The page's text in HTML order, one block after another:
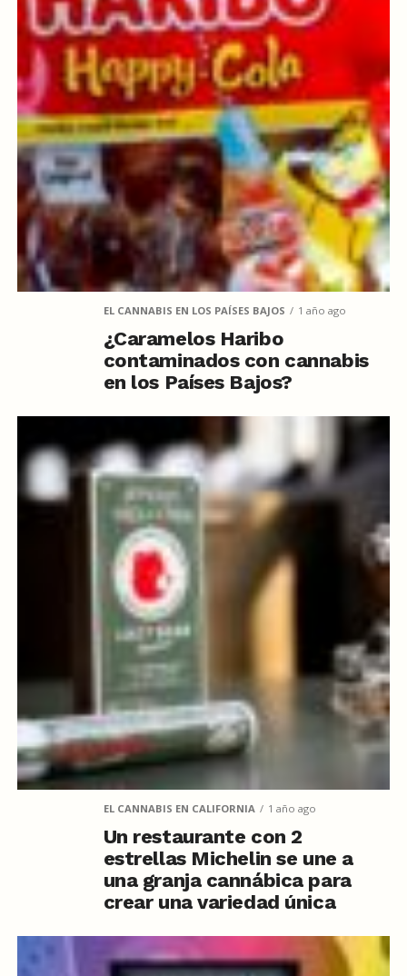
EL CANNABIS EN LOS PAÍSES BAJOS 1 año ago
¿Caramelos Haribo
contaminados con cannabis
en los Países Bajos?
EL CANNABIS EN CALIFORNIA 1 año ago
Un restaurante con 2
estrellas Michelin se une a
una granja cannábica para
crear una variedad única